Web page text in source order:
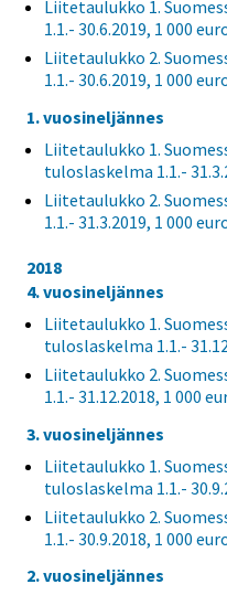
Liitetaulukko 1.
1.1.- 30.6.2019, 1 000
Liitetaulukko 2.
1.1.- 30.6.2019, 1 000
1. vuosineljännes
Liitetaulukko 1.
tuloslaskelma 1.1.-
Liitetaulukko 2.
1.1.- 31.3.2019, 1 000
2018
4. vuosineljännes
Liitetaulukko 1.
tuloslaskelma 1.1.-
Liitetaulukko 2.
1.1.- 31.12.2018, 1 000
3. vuosineljännes
Liitetaulukko 1.
tuloslaskelma 1.1.-
Liitetaulukko 2.
1.1.- 30.9.2018, 1 000
2. vuosineljännes